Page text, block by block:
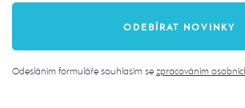
Odesláním formuláře souhlasím se zpracováním